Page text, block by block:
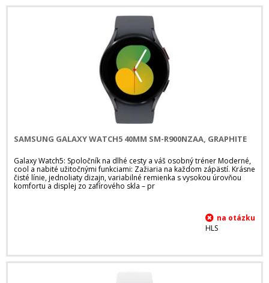
SAMSUNG GALAXY WATCH5 40MM SM-R900NZAA, GRAPHITE
Galaxy Watch5: Spoločník na dlhé cesty a váš osobný tréner Moderné,
cool a nabité užitočnými funkciami: Zažiaria na každom zápästí. Krásne
čisté línie, jednoliaty dizajn, variabilné remienka s vysokou úrovňou
komfortu a displej zo zafírového skla – pr
HLS